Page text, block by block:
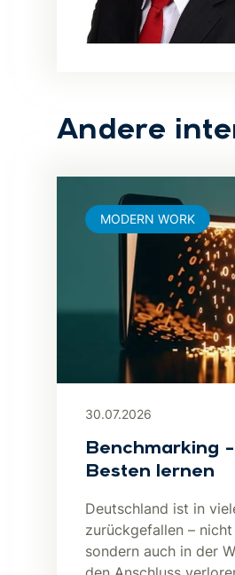
Andere
30.07.2026
Benchmarking
Besten lernen
Deutschland ist in
zurückgefallen –
sondern auch in der
MODERN WORK